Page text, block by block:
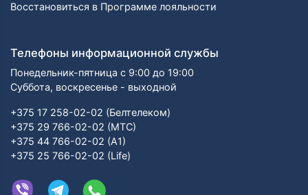
Восстановиться в Программе лояльности
Телефоны информационной службы
Понедельник-пятница с 9:00 до 19:00
Суббота, воскресенье - выходной
+375 17 258-02-02 (Белтелеком)
+375 29 766-02-02 (МТС)
+375 44 766-02-02 (А1)
+375 25 766-02-02 (Life)